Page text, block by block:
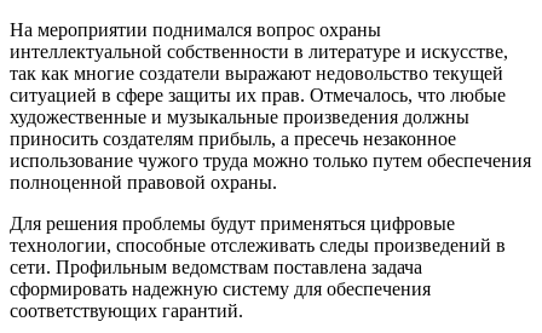
На мероприятии поднимался вопрос охраны
интеллектуальной собственности в литературе и искусстве,
так как многие создатели выражают недовольство текущей
ситуацией в сфере защиты их прав. Отмечалось, что любые
художественные и музыкальные произведения должны
приносить создателям прибыль, а пресечь незаконное
использование чужого труда можно только путем обеспечения
полноценной правовой охраны.
Для решения проблемы будут применяться цифровые
технологии, способные отслеживать следы произведений в
сети. Профильным ведомствам поставлена задача
сформировать надежную систему для обеспечения
соответствующих гарантий.